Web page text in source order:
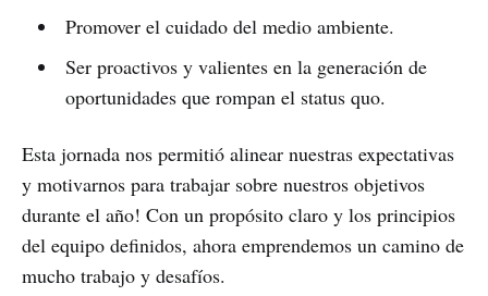
Promover el cuidado del medio ambiente.
Ser proactivos y valientes en la generación de
oportunidades que rompan el status quo.
Esta jornada nos permitió alinear nuestras expectativas
y motivarnos para trabajar sobre nuestros objetivos
durante el año! Con un propósito claro y los principios
del equipo definidos, ahora emprendemos un camino de
mucho trabajo y desafíos.